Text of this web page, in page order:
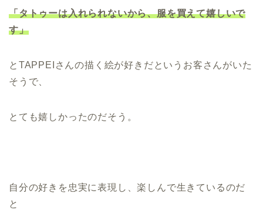
「タトゥーは入れられないから、服を買えて嬉しいで
す」
とTAPPEIさんの描く絵が好きだというお客さんがいた
そうで、
とても嬉しかったのだそう。
自分の好きを忠実に表現し、楽しんで生きているのだ
と